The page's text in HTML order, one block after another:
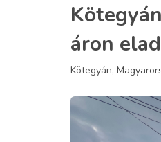
áron
Kötegyán,